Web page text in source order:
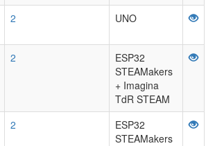
2 UNO
2
ESP32
STEAMakers
+ Imagina
TdR STEAM
2
ESP32
STEAMakers